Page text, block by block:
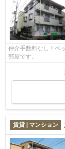
仲介手数料なし！ペ
部屋です。
賃貸 | マンション